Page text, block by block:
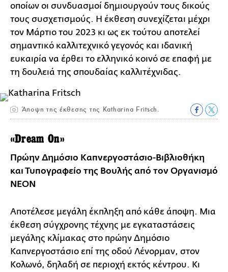
οποίων οι συνδυασμοί δημιουργούν τους δικούς
τους συσχετισμούς. Η έκθεση συνεχίζεται μέχρι
τον Μάρτιο του 2023 κι ως εκ τούτου αποτελεί
σημαντικό καλλιτεχνικό γεγονός και ιδανική
ευκαιρία να έρθει το ελληνικό κοινό σε επαφή με
τη δουλειά της σπουδαίας καλλιτέχνιδας.
Άποψη της έκθεσης της Katharina Fritsch.
«Dream On»
Πρώην Δημόσιο Καπνεργοστάσιο-Βιβλιοθήκη
και Τυπογραφείο της Βουλής από τον Οργανισμό
NEON
Αποτέλεσε μεγάλη έκπληξη από κάθε άποψη. Μια
έκθεση σύγχρονης τέχνης με εγκαταστάσεις
μεγάλης κλίμακας στο πρώην Δημόσιο
Καπνεργοστάσιο επί της οδού Λένορμαν, στον
Κολωνό, δηλαδή σε περιοχή εκτός κέντρου. Κι